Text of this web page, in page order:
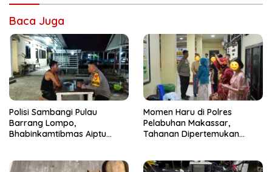
Baca Juga
Polisi Sambangi Pulau
Barrang Lompo,
Bhabinkamtibmas Aiptu
Momen Haru di Polres
Pelabuhan Makassar,
Tahanan Dipertemukan